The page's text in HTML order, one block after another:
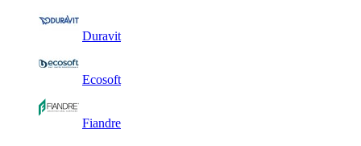
Duravit
Ecosoft
Fiandre